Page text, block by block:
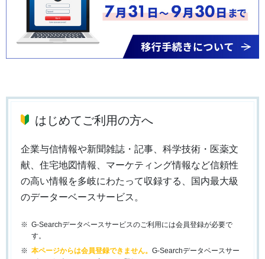
はじめてご利用の方へ
企業与信情報や新聞雑誌・記事、科学技術・医薬文
献、住宅地図情報、マーケティング情報など信頼性
の高い情報を多岐にわたって収録する、国内最大級
のデーターベースサービス。
G-Searchデータベースサービスのご利用には会員登録が必要で
す。
本ページからは会員登録できません。 G-Searchデータベースサー